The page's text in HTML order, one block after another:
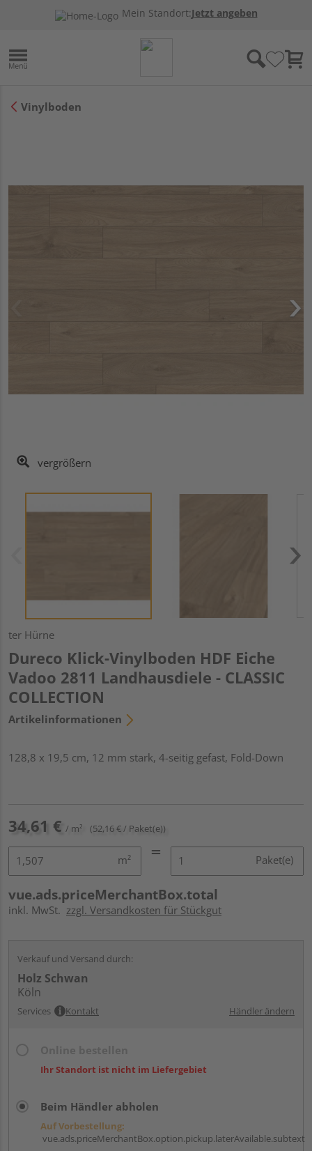
Mein Standort:Jetzt angeben
Vinylboden
vergrößern
ter Hürne
Dureco Klick-Vinylboden HDF Eiche
Vadoo 2811 Landhausdiele - CLASSIC
COLLECTION
Artikelinformationen
128,8 x 19,5 cm, 12 mm stark, 4-seitig gefast, Fold-Down
34,61 € / m² (52,16 € / Paket(e))
m² Paket(e)
vue.ads.priceMerchantBox.total
inkl. MwSt. zzgl. Versandkosten für Stückgut
Verkauf und Versand durch:
Holz Schwan
Köln
Services Kontakt Händler ändern
Ihr Standort ist nicht im Liefergebiet
Beim Händler abholen
Auf Vorbestellung:
vue.ads.priceMerchantBox.option.pickup.laterAvailable.subtext